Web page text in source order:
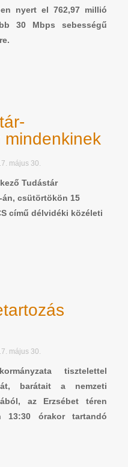
nyert el 762,97 millió
30 Mbps sebességű
május 30.
Tudástár
án, csütörtökön 15
című délvidéki közéleti
május 30.
tisztelettel
barátait a nemzeti
az Erzsébet téren
13:30 órakor tartandó